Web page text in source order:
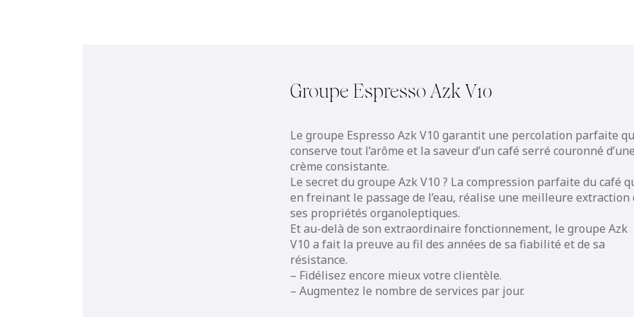
Groupe Espresso Azk V10
Le groupe Espresso Azk V10 garantit une percolation parfaite
conserve tout l’arôme et la saveur d’un café serré couronné d’une
crème consistante.
Le secret du groupe Azk V10 ? La compression parfaite du café
en freinant le passage de l’eau, réalise une meilleure extraction
ses propriétés organoleptiques.
Et au-delà de son extraordinaire fonctionnement, le groupe Azk
V10 a fait la preuve au fil des années de sa fiabilité et de sa
résistance.
– Fidélisez encore mieux votre clientèle.
– Augmentez le nombre de services par jour.